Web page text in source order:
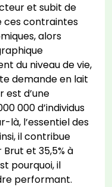
et subit de
ces contraintes
alors
du niveau de vie,
demande en lait
est d’une
000 d’individus
là, l’essentiel des
il contribue
et 35,5% à
pourquoi, il
performant.